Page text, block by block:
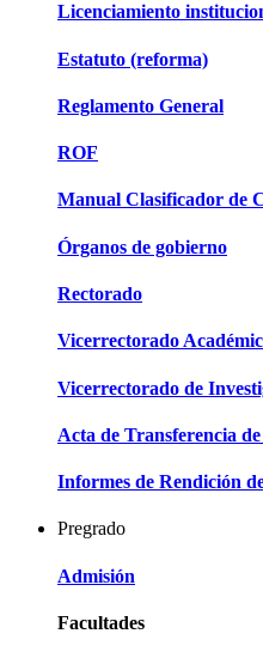
Licenciamiento
Estatuto (reforma)
Reglamento General
ROF
Manual Clasificador de
Órganos de gobierno
Rectorado
Vicerrectorado
Vicerrectorado de
Acta de Transferencia
Informes de Rendición
Pregrado
Admisión
Facultades